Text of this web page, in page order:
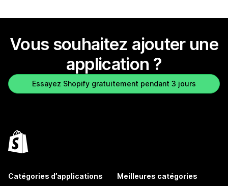
Vous souhaitez ajouter une
application ?
Essayez Shopify gratuitement pendant 3 jours
Catégories d’applications Meilleures catégories